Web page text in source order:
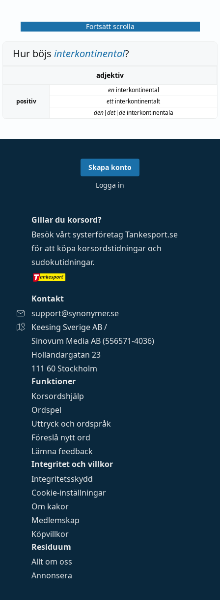
Fortsätt scrolla
Hur böjs interkontinental?
adjektiv
positiv
eninterkontinental
ettinterkontinentalt
den|det|deinterkontinentala
Funktioner
Korsordshjälp
Ordspel
Uttryck och ordspråk
Föreslå nytt ord
Lämna feedback
Integritet och villkor
Integritetsskydd
Cookie-inställningar
Om kakor
Medlemskap
Köpvillkor
Residuum
Allt om oss
Annonsera
Gillar du korsord?
Besök vårt systerföretag Tankesport.se
för att köpa korsordstidningar och
sudokutidningar.
Kontakt
support@synonymer.se
Keesing Sverige AB /
Sinovum Media AB (556571-4036)
Holländargatan 23
111 60 Stockholm
Skapa konto
Logga in